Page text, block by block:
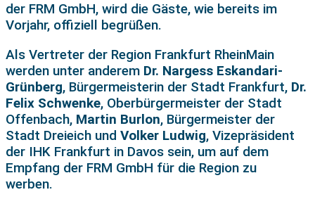
der FRM GmbH, wird die Gäste, wie bereits im
Vorjahr, offiziell begrüßen.
Als Vertreter der Region Frankfurt RheinMain
werden unter anderem Dr. Nargess Eskandari-
Grünberg, Bürgermeisterin der Stadt Frankfurt, Dr.
Felix Schwenke, Oberbürgermeister der Stadt
Offenbach, Martin Burlon, Bürgermeister der
Stadt Dreieich und Volker Ludwig, Vizepräsident
der IHK Frankfurt in Davos sein, um auf dem
Empfang der FRM GmbH für die Region zu
werben.